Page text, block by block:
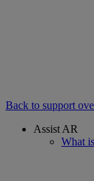
Back to support
Assist AR
What